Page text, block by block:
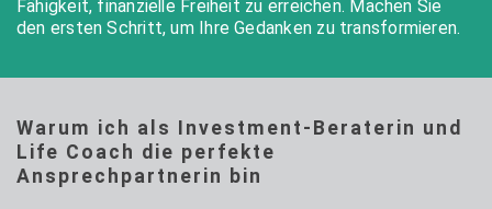
Fähigkeit, finanzielle Freiheit zu erreichen. Machen Sie
den ersten Schritt, um Ihre Gedanken zu transformieren.
Warum ich als Investment-Beraterin und
Life Coach die perfekte
Ansprechpartnerin bin